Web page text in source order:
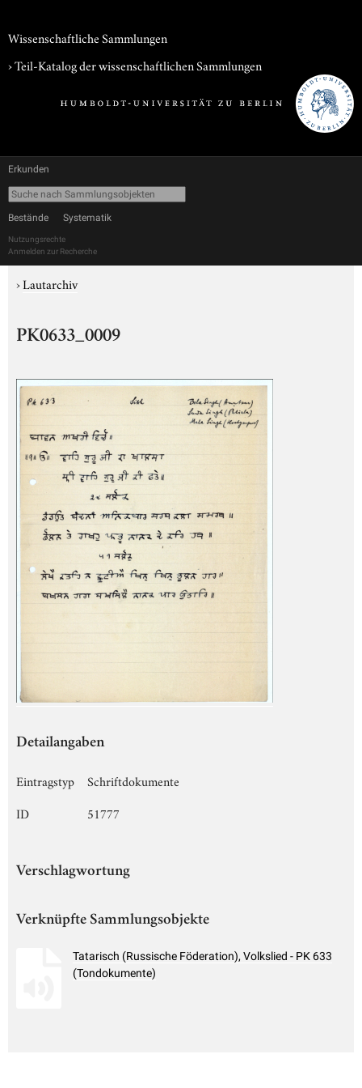
Wissenschaftliche Sammlungen
› Teil-Katalog der wissenschaftlichen Sammlungen
Erkunden
Bestände Systematik
Nutzungsrechte
Anmelden zur Recherche
›Lautarchiv
PK0633_0009
Detailangaben
Eintragstyp
Schriftdokumente
ID
51777
Verschlagwortung
Verknüpfte Sammlungsobjekte
Tatarisch (Russische Föderation), Volkslied - PK 633
(Tondokumente)